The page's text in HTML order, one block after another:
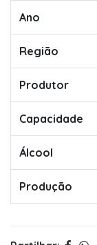
Ano
Região
Produtor
Capacidade
Álcool
Produção